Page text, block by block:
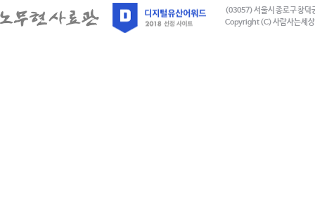
(03057) 서울시 종로구 창덕
Copyright (C) 사람사는세